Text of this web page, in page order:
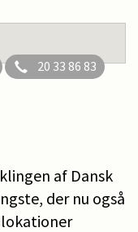
20 33 86 83
af Dansk
der nu også